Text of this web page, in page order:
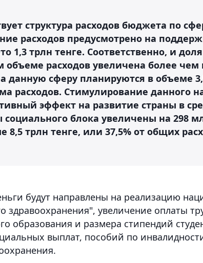
структура расходов бюджета по
расходов предусмотрено на
1,3 трлн тенге. Соответственно, и доля
расходов увеличена более чем
данную сферу планируются в объеме
расходов. Стимулирование данного
эффект на развитие страны в
социального блока увеличены на 298
8,5 трлн тенге, или 37,5% от общих
будут направлены на реализацию
здравоохранения", увеличение оплаты
образования и размера стипендий
выплат, пособий по